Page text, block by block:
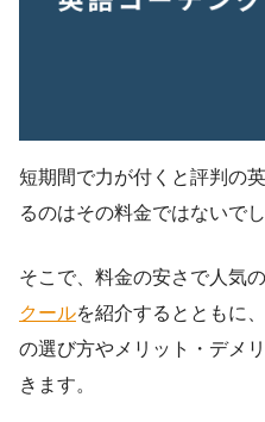
短期間で力が付くと評判の
るのはその料金ではないでし
そこで、料金の安さで人気の
クールを紹介するとともに
の選び方やメリット・デメ
きます。